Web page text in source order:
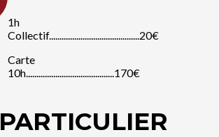
1h
Collectif...........................................20€
Carte
10h..........................................170€
PARTICULIER